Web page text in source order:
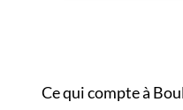
Ce qui compte à